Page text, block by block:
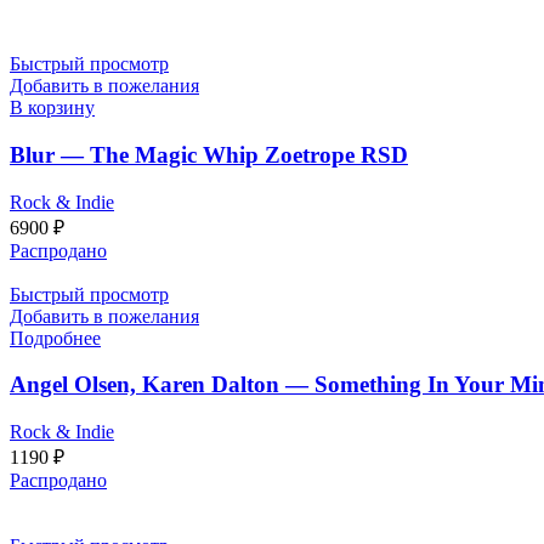
Быстрый просмотр
Добавить в пожелания
В корзину
Blur — The Magic Whip Zoetrope RSD
Rock & Indie
6900 ₽
Распродано
Быстрый просмотр
Добавить в пожелания
Подробнее
Angel Olsen, Karen Dalton — Something In Your
Rock & Indie
1190 ₽
Распродано